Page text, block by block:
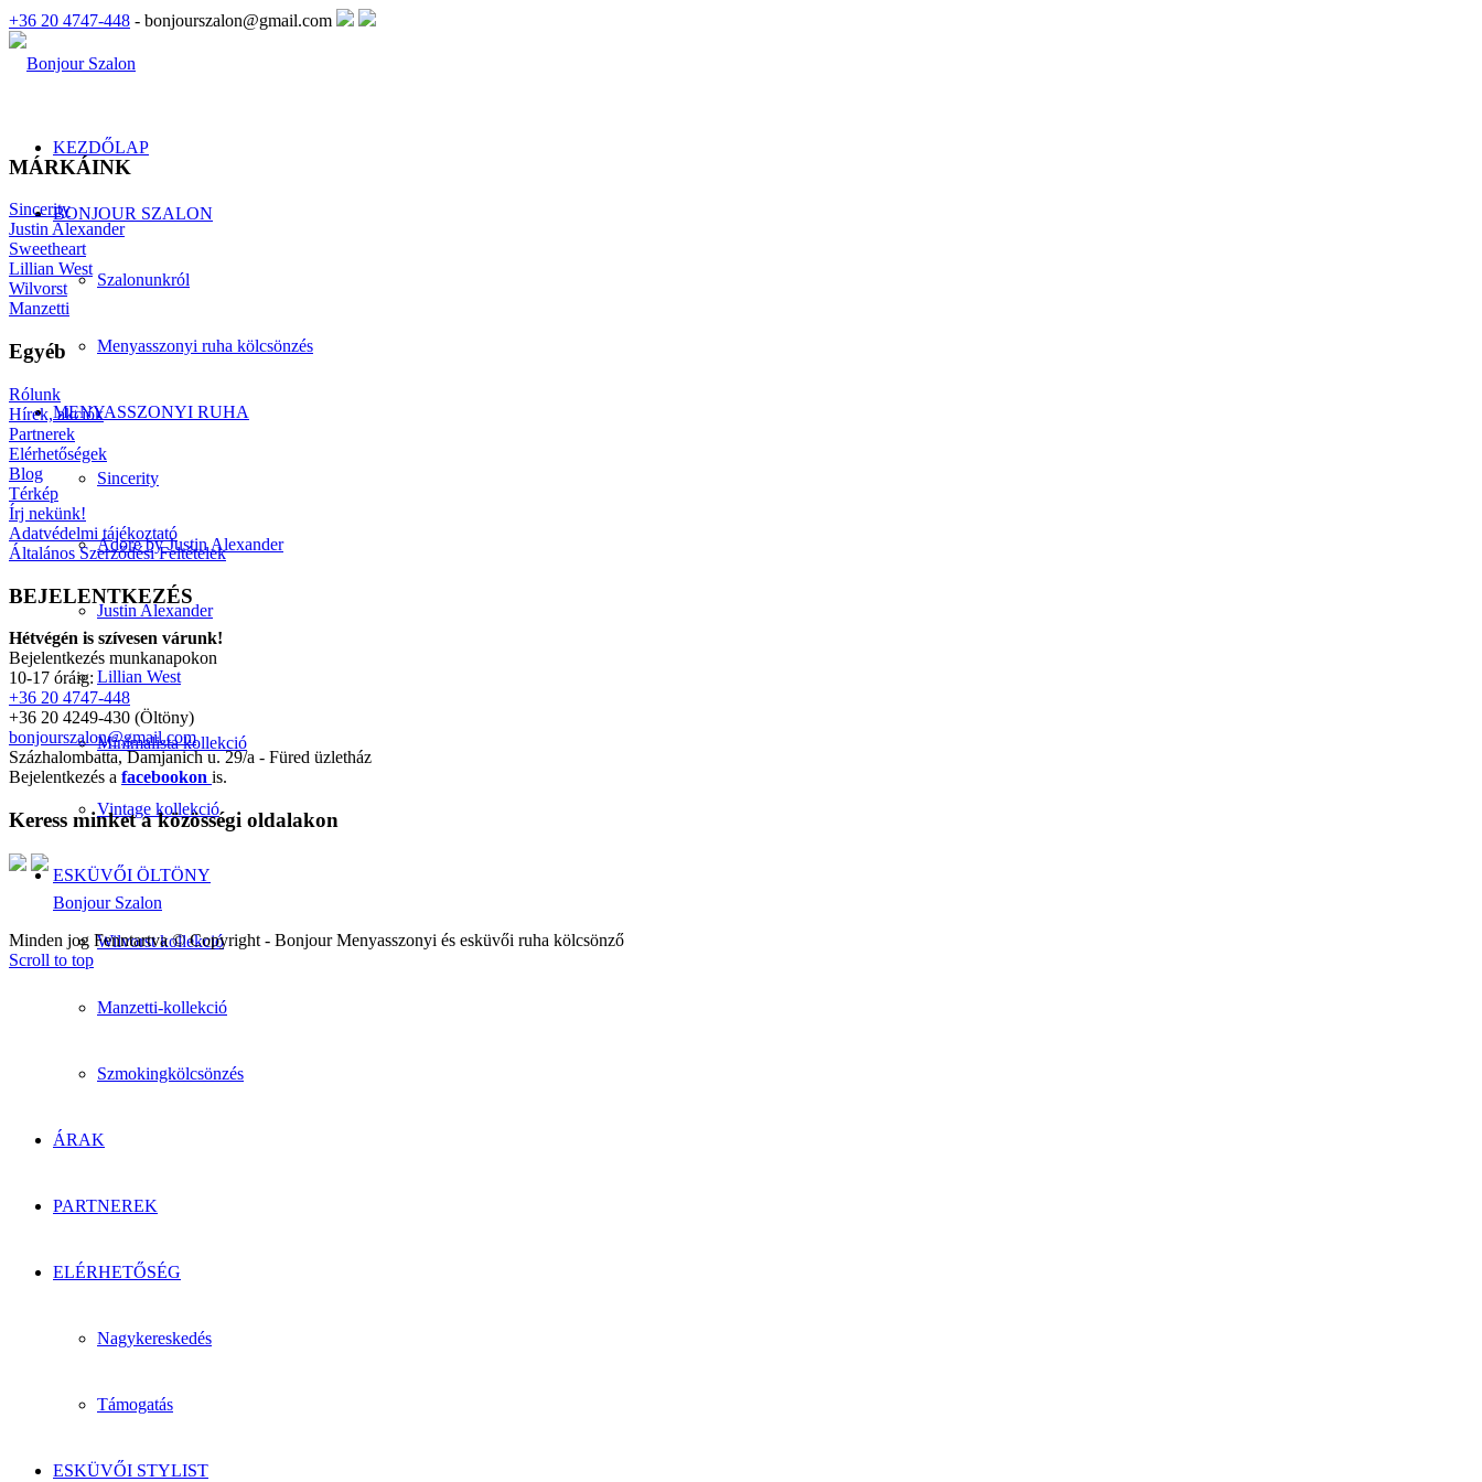
+36 20 4747-448 - bonjourszalon@gmail.com
KEZDŐLAP
BONJOUR SZALON
Szalonunkról
Menyasszonyi ruha kölcsönzés
MENYASSZONYI RUHA
Sincerity
Adore by Justin Alexander
Justin Alexander
Lillian West
Minimalista kollekció
Vintage kollekció
ESKÜVŐI ÖLTÖNY
Wilvorst kollekció
Manzetti-kollekció
Szmokingkölcsönzés
ÁRAK
PARTNEREK
ELÉRHETŐSÉG
Nagykereskedés
Támogatás
ESKÜVŐI STYLIST
MÁRKÁINK
Sincerity
Justin Alexander
Sweetheart
Lillian West
Wilvorst
Manzetti
Egyéb
Rólunk
Hírek, akciók
Partnerek
Elérhetőségek
Blog
Térkép
Írj nekünk!
Adatvédelmi tájékoztató
Általános Szerződési Feltételek
BEJELENTKEZÉS
Hétvégén is szívesen várunk!
Bejelentkezés munkanapokon
10-17 óráig:
+36 20 4747-448
+36 20 4249-430 (Öltöny)
bonjourszalon@gmail.com
Százhalombatta, Damjanich u. 29/a - Füred üzletház
Bejelentkezés a facebookon is.
Keress minket a közösségi oldalakon
Bonjour Szalon
Minden jog Fenntartva © Copyright - Bonjour Menyasszonyi és esküvői ruha kölcsönző
Scroll to top